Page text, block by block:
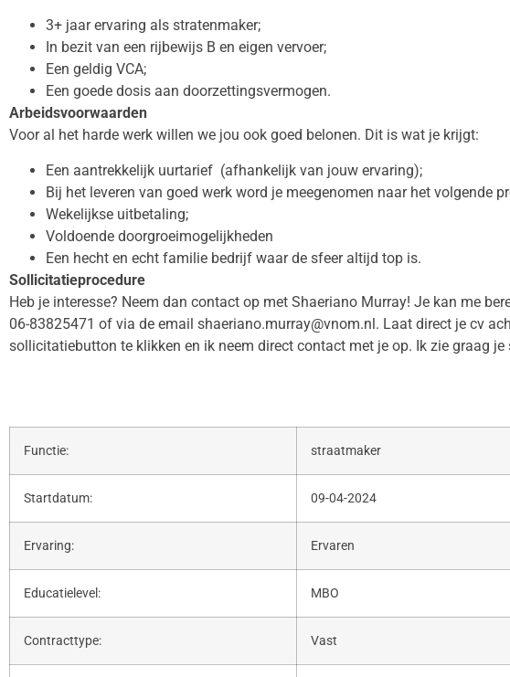
3+ jaar ervaring als stratenmaker;
In bezit van een rijbewijs B en eigen vervoer;
Een geldig VCA;
Een goede dosis aan doorzettingsvermogen.
Arbeidsvoorwaarden
Voor al het harde werk willen we jou ook goed belonen. Dit is wat je krijgt:
Een aantrekkelijk uurtarief (afhankelijk van jouw ervaring);
Bij het leveren van goed werk word je meegenomen naar het volgende
Wekelijkse uitbetaling;
Voldoende doorgroeimogelijkheden
Een hecht en echt familie bedrijf waar de sfeer altijd top is.
Sollicitatieprocedure
Heb je interesse? Neem dan contact op met Shaeriano Murray! Je kan me
06-83825471 of via de email shaeriano.murray@vnom.nl. Laat direct je cv
sollicitatiebutton te klikken en ik neem direct contact met je op. Ik zie graag
Functie: straatmaker
Startdatum: 09-04-2024
Ervaring: Ervaren
Educatielevel: MBO
Contracttype: Vast